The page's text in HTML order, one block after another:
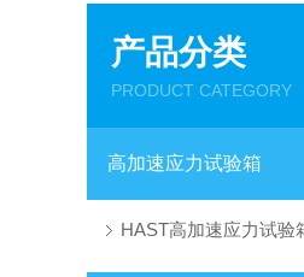
产品分类
PRODUCT CATEGORY
高加速应力试验箱
HAST高加速应力试验